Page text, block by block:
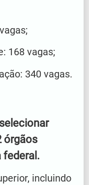
vagas;
340 vagas.
órgãos
federal.
incluindo